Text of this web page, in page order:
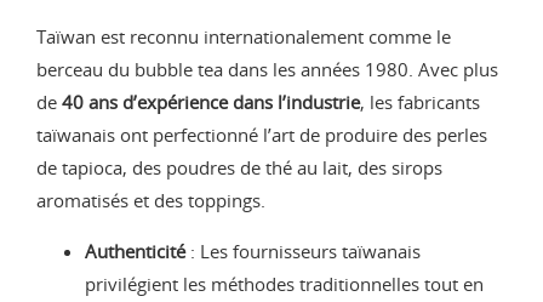
Taïwan est reconnu internationalement comme le
berceau du bubble tea dans les années 1980. Avec plus
de 40 ans d’expérience dans l’industrie, les fabricants
taïwanais ont perfectionné l’art de produire des perles
de tapioca, des poudres de thé au lait, des sirops
aromatisés et des toppings.
Authenticité: Les fournisseurs taïwanais
privilégient les méthodes traditionnelles tout en